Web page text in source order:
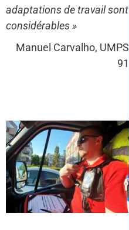
adaptations de travail sont
considérables »
Manuel Carvalho, UMPS
91